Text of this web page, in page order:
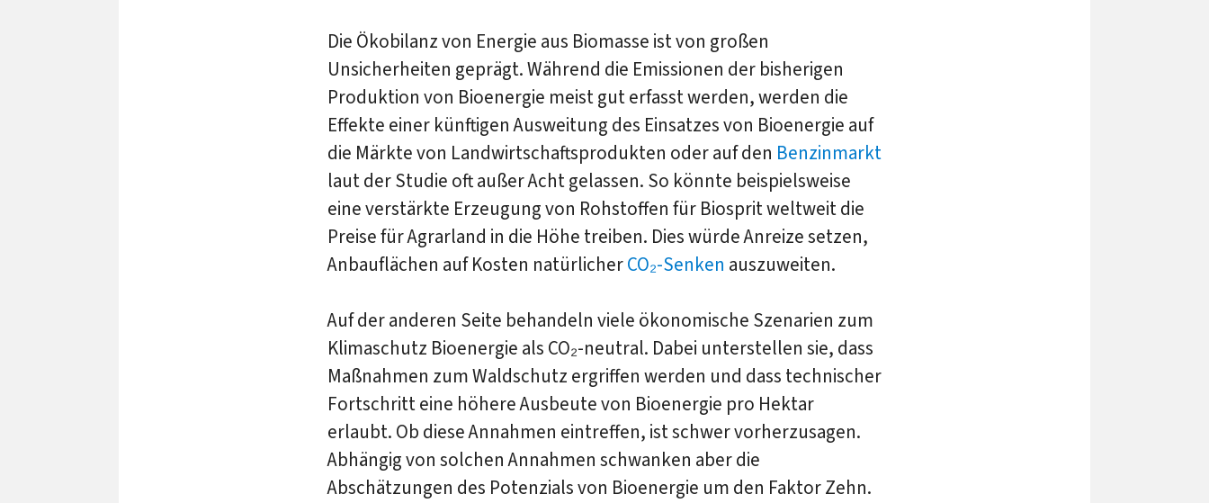
Die Ökobilanz von Energie aus Biomasse ist von großen
Unsicherheiten geprägt. Während die Emissionen der bisherigen
Produktion von Bioenergie meist gut erfasst werden, werden die
Effekte einer künftigen Ausweitung des Einsatzes von Bioenergie auf
die Märkte von Landwirtschaftsprodukten oder auf den Benzinmarkt
laut der Studie oft außer Acht gelassen. So könnte beispielsweise
eine verstärkte Erzeugung von Rohstoffen für Biosprit weltweit die
Preise für Agrarland in die Höhe treiben. Dies würde Anreize setzen,
Anbauflächen auf Kosten natürlicherCO₂-Senken auszuweiten.
Auf der anderen Seite behandeln viele ökonomische Szenarien zum
Klimaschutz Bioenergie als CO₂-neutral. Dabei unterstellen sie, dass
Maßnahmen zum Waldschutz ergriffen werden und dass technischer
Fortschritt eine höhere Ausbeute von Bioenergie pro Hektar
erlaubt. Ob diese Annahmen eintreffen, ist schwer vorherzusagen.
Abhängig von solchen Annahmen schwanken aber die
Abschätzungen des Potenzials von Bioenergie um den Faktor Zehn.